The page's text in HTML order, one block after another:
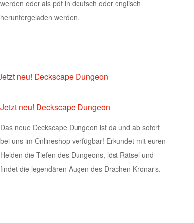
werden oder als pdf in deutsch oder englisch
heruntergeladen werden.
Jetzt neu! Deckscape Dungeon
Das neue Deckscape Dungeon ist da und ab sofort
bei uns im Onlineshop verfügbar! Erkundet mit euren
Helden die Tiefen des Dungeons, löst Rätsel und
findet die legendären Augen des Drachen Kronaris.